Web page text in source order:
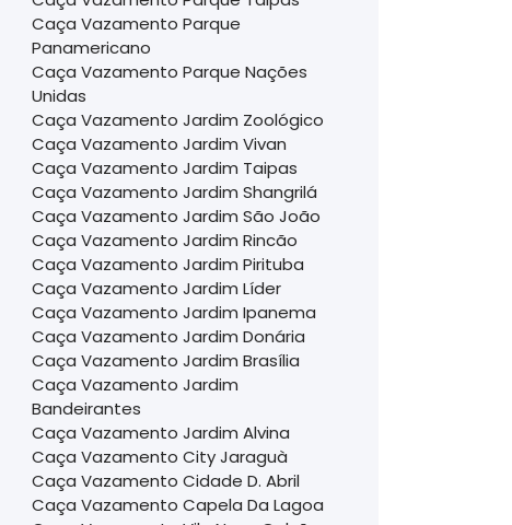
Caça Vazamento Parque
Panamericano
Caça Vazamento Parque Nações
Unidas
Caça Vazamento Jardim Zoológico
Caça Vazamento Jardim Vivan
Caça Vazamento Jardim Taipas
Caça Vazamento Jardim Shangrilá
Caça Vazamento Jardim São João
Caça Vazamento Jardim Rincão
Caça Vazamento Jardim Pirituba
Caça Vazamento Jardim Líder
Caça Vazamento Jardim Ipanema
Caça Vazamento Jardim Donária
Caça Vazamento Jardim Brasília
Caça Vazamento Jardim
Bandeirantes
Caça Vazamento Jardim Alvina
Caça Vazamento City Jaraguà
Caça Vazamento Cidade D. Abril
Caça Vazamento Capela Da Lagoa